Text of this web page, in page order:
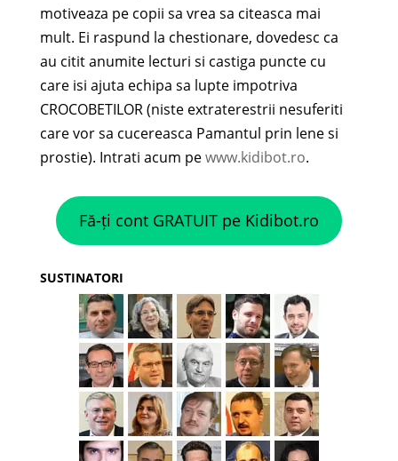
motiveaza pe copii sa vrea sa citeasca mai
mult. Ei raspund la chestionare, dovedesc ca
au citit anumite lecturi si castiga puncte cu
care isi ajuta echipa sa lupte impotriva
CROCOBETILOR (niste extraterestrii nesuferiti
care vor sa cucereasca Pamantul prin lene si
prostie). Intrati acum pewww.kidibot.ro.
Fă-ți cont GRATUIT pe Kidibot.ro
SUSTINATORI